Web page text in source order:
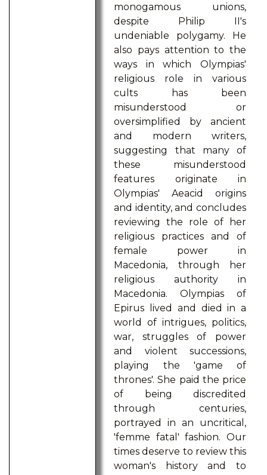
monogamous unions,
despite Philip II's
undeniable polygamy. He
also pays attention to the
ways in which Olympias'
religious role in various
cults has been
misunderstood or
oversimplified by ancient
and modern writers,
suggesting that many of
these misunderstood
features originate in
Olympias' Aeacid origins
and identity, and concludes
reviewing the role of her
religious practices and of
female power in
Macedonia, through her
religious authority in
Macedonia. Olympias of
Epirus lived and died in a
world of intrigues, politics,
war, struggles of power
and violent successions,
playing the 'game of
thrones'. She paid the price
of being discredited
through centuries,
portrayed in an uncritical,
'femme fatal' fashion. Our
times deserve to review this
woman's history and to